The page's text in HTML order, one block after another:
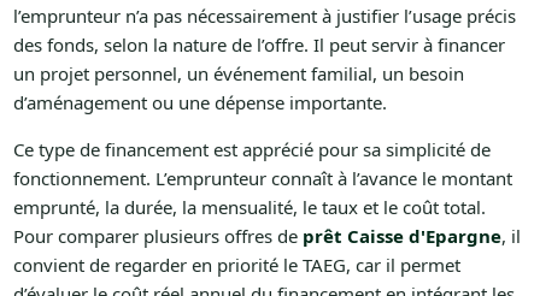
l’emprunteur n’a pas nécessairement à justifier l’usage précis
des fonds, selon la nature de l’offre. Il peut servir à financer
un projet personnel, un événement familial, un besoin
d’aménagement ou une dépense importante.
Ce type de financement est apprécié pour sa simplicité de
fonctionnement. L’emprunteur connaît à l’avance le montant
emprunté, la durée, la mensualité, le taux et le coût total.
Pour comparer plusieurs offres de prêt Caisse d'Epargne, il
convient de regarder en priorité le TAEG, car il permet